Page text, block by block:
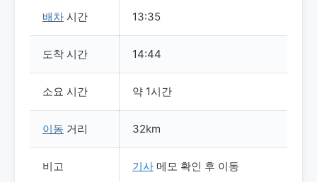
배차 시간 13:35
도착 시간 14:44
소요 시간 약 1시간
이동 거리 32km
비고 기사 메모 확인 후 이동